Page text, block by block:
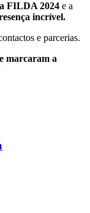
FILDA 2024 e a
incrível.
e parcerias.
marcaram a